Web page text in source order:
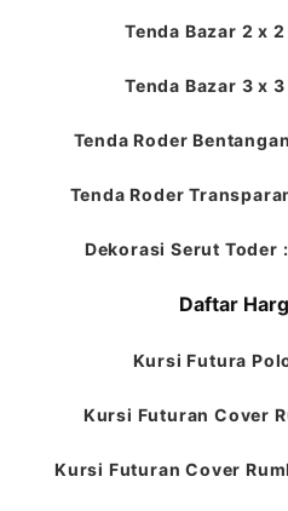
Tenda Bazar 2 x
Tenda Bazar 3 x
Tenda Roder
Tenda Roder
Dekorasi Serut Toder
Daftar
Kursi Futura
Kursi Futuran Cover
Kursi Futuran Cover